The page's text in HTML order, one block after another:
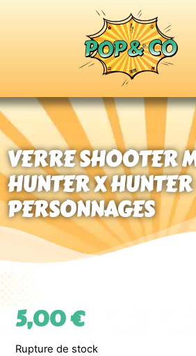
VERRE SHOOTER
HUNTER X
PERSONNAGES
5,00€
Rupture de stock